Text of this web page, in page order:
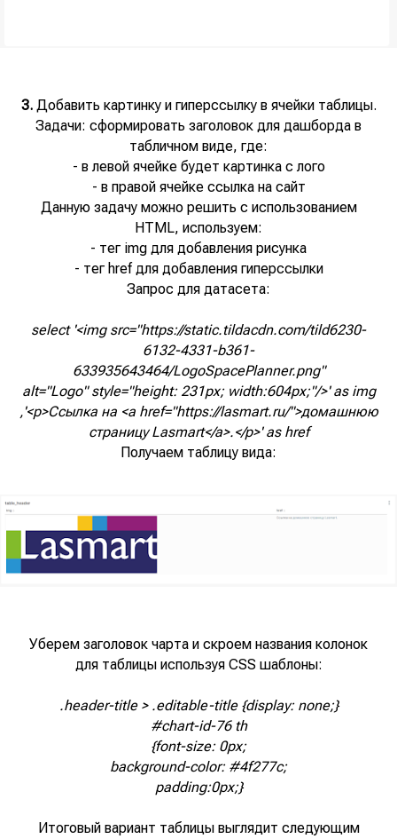
3.Добавить картинку и гиперссылку в ячейки таблицы.
Задачи: сформировать заголовок для дашборда в
табличном виде, где:
- в левой ячейке будет картинка с лого
- в правой ячейке ссылка на сайт
Данную задачу можно решить с использованием
HTML, используем:
- тег img для добавления рисунка
- тег href для добавления гиперссылки
Запрос для датасета:
select '<img src="https://static.tildacdn.com/tild6230-
6132-4331-b361-
633935643464/LogoSpacePlanner.png"
alt="Logo" style="height: 231px; width:604px;"/>' as img
,'<p>Cсылка на <a href="https://lasmart.ru/">домашнюю
страницу Lasmart</a>.</p>' as href
Получаем таблицу вида:
Уберем заголовок чарта и скроем названия колонок
для таблицы используя CSS шаблоны:
.header-title > .editable-title {display: none;}
#chart-id-76 th
{font-size: 0px;
background-color: #4f277c;
padding:0px;}
Итоговый вариант таблицы выглядит следующим
© ООО "Ласмарт", 2025
конфиденциальности
Режим работы: Ежедневно с 08:00 до 22:00